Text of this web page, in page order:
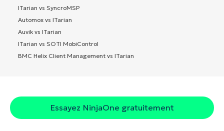
ITarian vs SyncroMSP
Automox vs ITarian
Auvik vs ITarian
ITarian vs SOTI MobiControl
BMC Helix Client Management vs ITarian
Essayez NinjaOne gratuitement